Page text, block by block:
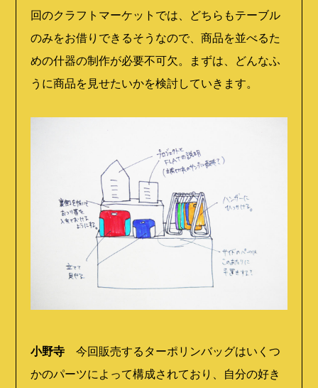
回のクラフトマーケットでは、どちらもテーブル
のみをお借りできるそうなので、商品を並べるた
めの什器の制作が必要不可欠。まずは、どんなふ
うに商品を見せたいかを検討していきます。
小野寺 今回販売するターポリンバッグはいくつ
かのパーツによって構成されており、自分の好き